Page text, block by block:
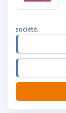
société.